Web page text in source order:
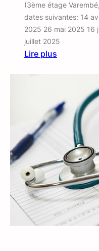
m
d
(3ème étage
dates suivantes: 14
2025 26 mai 2025 16
juillet 2025
Lire plus
p
r
n
t
a
n
t
d